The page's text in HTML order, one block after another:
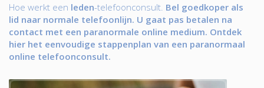
Hoe werkt een leden-telefoonconsult. Bel goedkoper als
lid naar normale telefoonlijn. U gaat pas betalen na
contact met een paranormale online medium. Ontdek
hier het eenvoudige stappenplan van een paranormaal
online telefoonconsult.